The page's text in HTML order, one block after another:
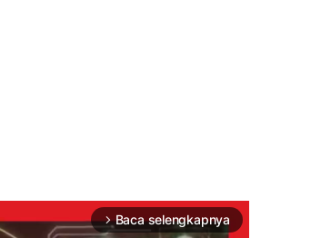
arrow_forward_ios Baca selengkapnya